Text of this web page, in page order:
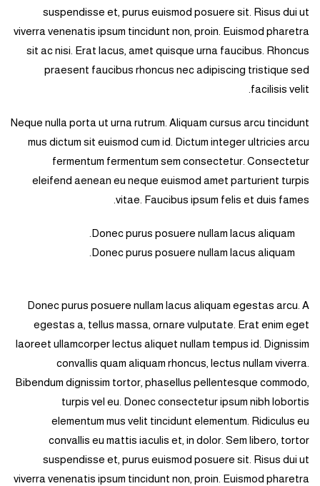
suspendisse et, purus euismod posuere sit. Risus dui ut
viverra venenatis ipsum tincidunt non, proin. Euismod pharetra
sit ac nisi. Erat lacus, amet quisque urna faucibus. Rhoncus
praesent faucibus rhoncus nec adipiscing tristique sed
facilisis velit.
Neque nulla porta ut urna rutrum. Aliquam cursus arcu tincidunt
mus dictum sit euismod cum id. Dictum integer ultricies arcu
fermentum fermentum sem consectetur. Consectetur
eleifend aenean eu neque euismod amet parturient turpis
vitae. Faucibus ipsum felis et duis fames.
Donec purus posuere nullam lacus aliquam.
Donec purus posuere nullam lacus aliquam.
Donec purus posuere nullam lacus aliquam egestas arcu. A
egestas a, tellus massa, ornare vulputate. Erat enim eget
laoreet ullamcorper lectus aliquet nullam tempus id. Dignissim
convallis quam aliquam rhoncus, lectus nullam viverra.
Bibendum dignissim tortor, phasellus pellentesque commodo,
turpis vel eu. Donec consectetur ipsum nibh lobortis
elementum mus velit tincidunt elementum. Ridiculus eu
convallis eu mattis iaculis et, in dolor. Sem libero, tortor
suspendisse et, purus euismod posuere sit. Risus dui ut
viverra venenatis ipsum tincidunt non, proin. Euismod pharetra